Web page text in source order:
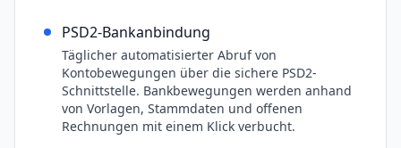
PSD2-Bankanbindung
Täglicher automatisierter Abruf von
Kontobewegungen über die sichere PSD2-
Schnittstelle. Bankbewegungen werden anhand
von Vorlagen, Stammdaten und offenen
Rechnungen mit einem Klick verbucht.